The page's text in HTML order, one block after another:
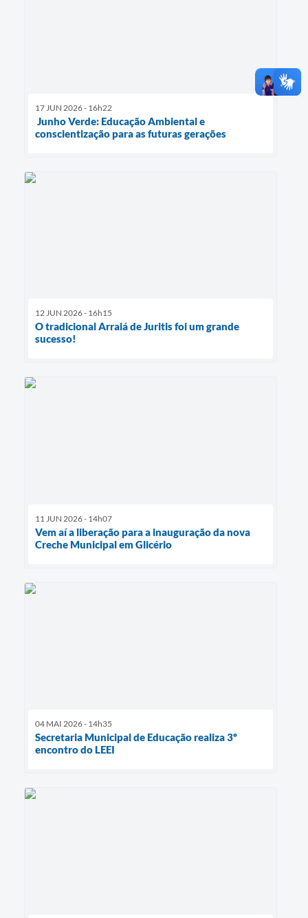
17 JUN 2026 - 16h22
Junho Verde: Educação Ambiental e
conscientização para as futuras gerações
12 JUN 2026 - 16h15
O tradicional Arraiá de Juritis foi um grande
sucesso!
11 JUN 2026 - 14h07
Vem aí a liberação para a inauguração da nova
Creche Municipal em Glicério
04 MAI 2026 - 14h35
Secretaria Municipal de Educação realiza 3º
encontro do LEEI